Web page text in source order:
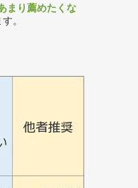
まり薦めたくな
。